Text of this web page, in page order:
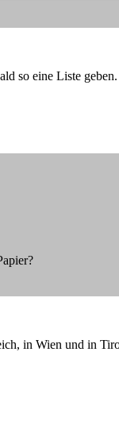
so eine Liste
in Wien und in